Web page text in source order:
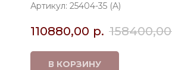
Артикул: 25404-35 (A)
110880,00 р. 158400,00
В КОРЗИНУ